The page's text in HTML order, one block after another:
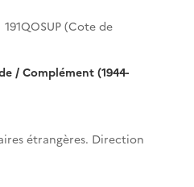
191QOSUP (Cote de
/ Complément (1944-
étrangères. Direction